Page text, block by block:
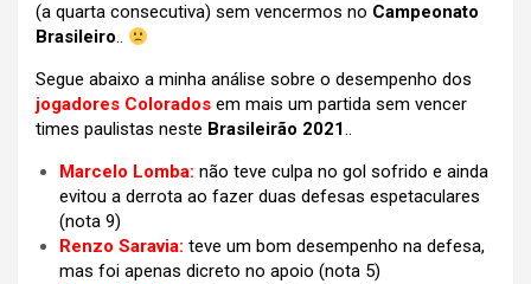
(a quarta consecutiva) sem vencermos no Campeonato
Brasileiro..
Segue abaixo a minha análise sobre o desempenho dos
jogadores Colorados em mais um partida sem vencer
times paulistas neste Brasileirão 2021..
Marcelo Lomba: não teve culpa no gol sofrido e ainda
evitou a derrota ao fazer duas defesas espetaculares
(nota 9)
Renzo Saravia: teve um bom desempenho na defesa,
mas foi apenas dicreto no apoio (nota 5)